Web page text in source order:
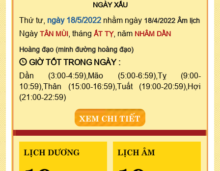
NGÀYXẤU
Thứ tư, ngày 18/5/2022 nhằm ngày 18/4/2022 Âm lịch
Ngày TÂN MÙI , tháng ẤT TỴ, năm NHÂM DẦN
Hoàng đạo (minh đường hoàng đạo)
GIỜ TỐT TRONG NGÀY :
Dần (3:00-4:59),Mão (5:00-6:59),Tỵ (9:00-
10:59),Thân (15:00-16:59),Tuất (19:00-20:59),Hợi
(21:00-22:59)
XEM CHI TIẾT
LỊCH DƯƠNG LỊCH ÂM